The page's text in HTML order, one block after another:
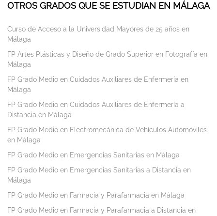
OTROS GRADOS QUE SE ESTUDIAN EN MÁLAGA
Curso de Acceso a la Universidad Mayores de 25 años en
Málaga
FP Artes Plásticas y Diseño de Grado Superior en Fotografía en
Málaga
FP Grado Medio en Cuidados Auxiliares de Enfermería en
Málaga
FP Grado Medio en Cuidados Auxiliares de Enfermería a
Distancia en Málaga
FP Grado Medio en Electromecánica de Vehículos Automóviles
en Málaga
FP Grado Medio en Emergencias Sanitarias en Málaga
FP Grado Medio en Emergencias Sanitarias a Distancia en
Málaga
FP Grado Medio en Farmacia y Parafarmacia en Málaga
FP Grado Medio en Farmacia y Parafarmacia a Distancia en